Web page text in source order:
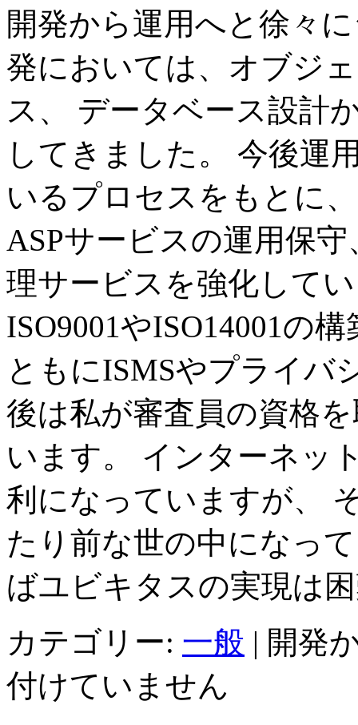
開発から運用へと徐々
発においては、オブジ
ス、 データベース設計
してきました。 今後運
いるプロセスをもとに
ASPサービスの運用保
理サービスを強化して
ISO9001やISO14001の
ともにISMSやプライバ
後は私が審査員の資格
います。 インターネッ
利になっていますが、
たり前な世の中になっ
ばユビキタスの実現は
カテゴリー: 一般 | 開発
付けていません